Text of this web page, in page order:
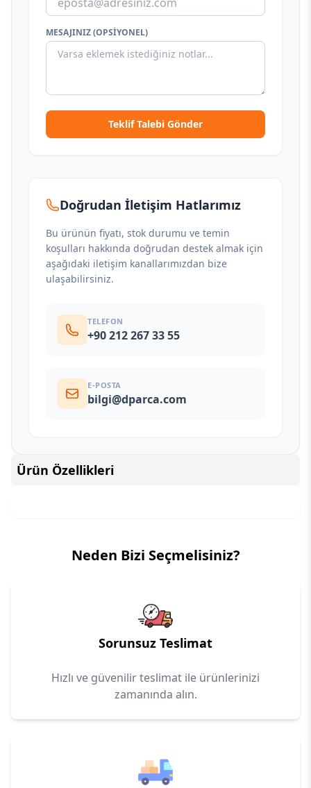
MESAJINIZ (OPSIYONEL)
Teklif Talebi Gönder
Doğrudan İletişim Hatlarımız
Bu ürünün fiyatı, stok durumu ve temin
koşulları hakkında doğrudan destek almak için
aşağıdaki iletişim kanallarımızdan bize
ulaşabilirsiniz.
TELEFON
+90 212 267 33 55
E-POSTA
bilgi@dparca.com
Ürün Özellikleri
Neden Bizi Seçmelisiniz?
Sorunsuz Teslimat
Hızlı ve güvenilir teslimat ile ürünlerinizi
zamanında alın.